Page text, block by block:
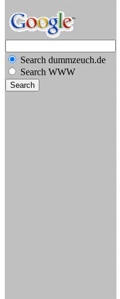
Search dummzeuch.de
Search WWW